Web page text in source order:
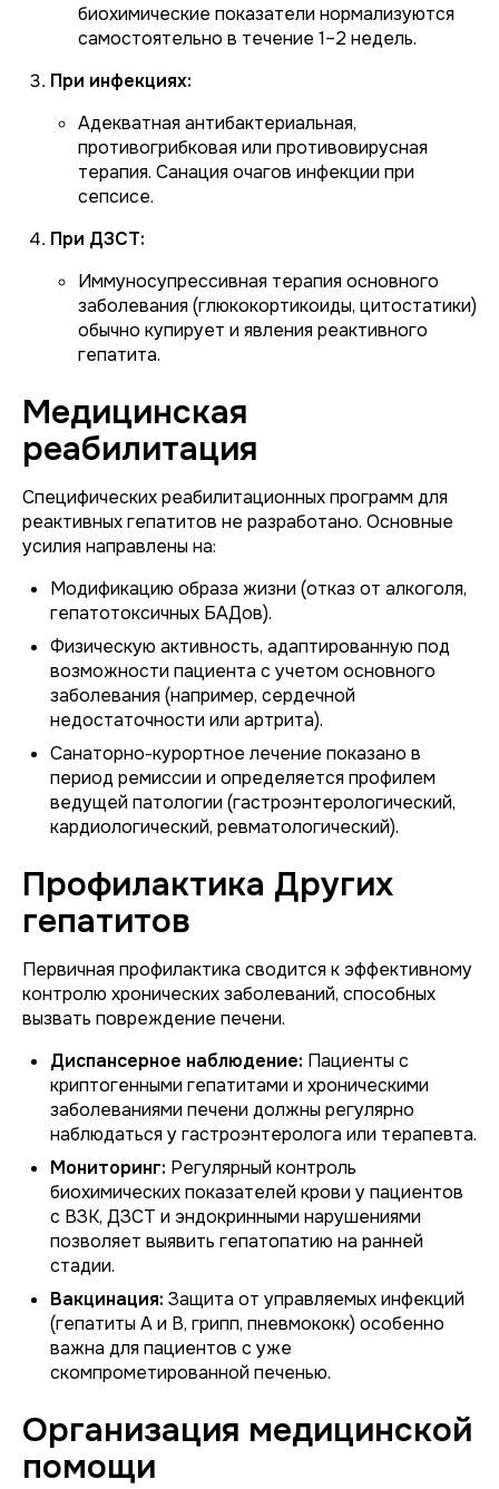
биохимические показатели нормализуются
самостоятельно в течение 1–2 недель.
При инфекциях:
Адекватная антибактериальная,
противогрибковая или противовирусная
терапия. Санация очагов инфекции при
сепсисе.
При ДЗСТ:
Иммуносупрессивная терапия основного
заболевания (глюкокортикоиды, цитостатики)
обычно купирует и явления реактивного
гепатита.
Медицинская
реабилитация
Специфических реабилитационных программ для
реактивных гепатитов не разработано. Основные
усилия направлены на:
Модификацию образа жизни (отказ от алкоголя,
гепатотоксичных БАДов).
Физическую активность, адаптированную под
возможности пациента с учетом основного
заболевания (например, сердечной
недостаточности или артрита).
Санаторно-курортное лечение показано в
период ремиссии и определяется профилем
ведущей патологии (гастроэнтерологический,
кардиологический, ревматологический).
Профилактика Других
гепатитов
Первичная профилактика сводится к эффективному
контролю хронических заболеваний, способных
вызвать повреждение печени.
Диспансерное наблюдение: Пациенты с
криптогенными гепатитами и хроническими
заболеваниями печени должны регулярно
наблюдаться у гастроэнтеролога или терапевта.
Мониторинг: Регулярный контроль
биохимических показателей крови у пациентов
с ВЗК, ДЗСТ и эндокринными нарушениями
позволяет выявить гепатопатию на ранней
стадии.
Вакцинация: Защита от управляемых инфекций
(гепатиты А и В, грипп, пневмококк) особенно
важна для пациентов с уже
скомпрометированной печенью.
Организация медицинской
помощи